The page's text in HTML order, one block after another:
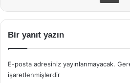
Bir yanıt yazın
E-posta adresiniz yayınlanmayacak.
işaretlenmişlerdir